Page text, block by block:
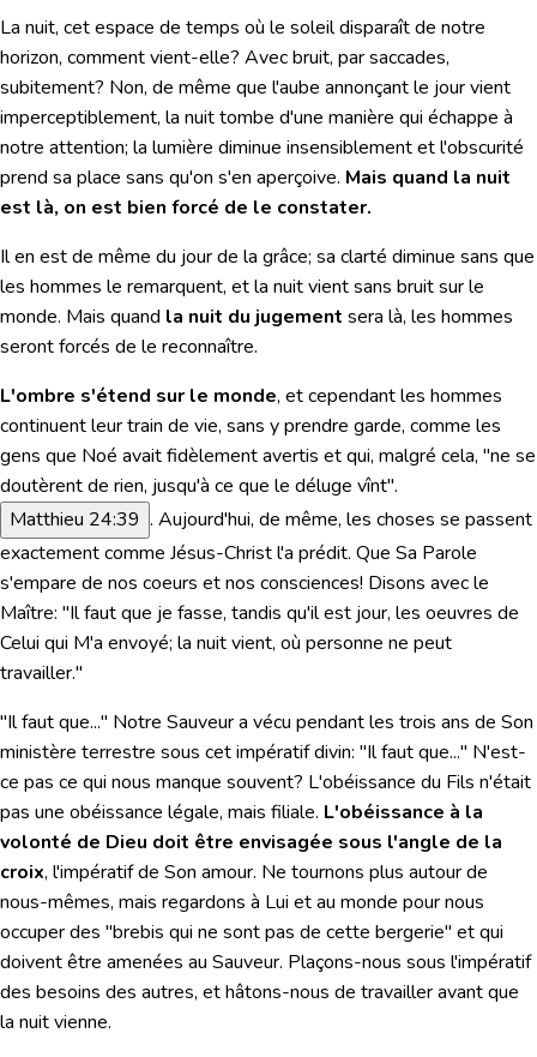
La nuit, cet espace de temps où le soleil disparaît de notre
horizon, comment vient-elle? Avec bruit, par saccades,
subitement? Non, de même que l'aube annonçant le jour vient
imperceptiblement, la nuit tombe d'une manière qui échappe à
notre attention; la lumière diminue insensiblement et l'obscurité
prend sa place sans qu'on s'en aperçoive. Mais quand la nuit
est là, on est bien forcé de le constater.
Il en est de même du jour de la grâce; sa clarté diminue sans que
les hommes le remarquent, et la nuit vient sans bruit sur le
monde. Mais quand la nuit du jugement sera là, les hommes
seront forcés de le reconnaître.
L'ombre s'étend sur le monde, et cependant les hommes
continuent leur train de vie, sans y prendre garde, comme les
gens que Noé avait fidèlement avertis et qui, malgré cela, "ne se
doutèrent de rien, jusqu'à ce que le déluge vînt".
Matthieu 24:39 . Aujourd'hui, de même, les choses se passent
exactement comme Jésus-Christ l'a prédit. Que Sa Parole
s'empare de nos coeurs et nos consciences! Disons avec le
Maître: "Il faut que je fasse, tandis qu'il est jour, les oeuvres de
Celui qui M'a envoyé; la nuit vient, où personne ne peut
travailler."
"Il faut que..." Notre Sauveur a vécu pendant les trois ans de Son
ministère terrestre sous cet impératif divin: "Il faut que..." N'est-
ce pas ce qui nous manque souvent? L'obéissance du Fils n'était
pas une obéissance légale, mais filiale. L'obéissance à la
volonté de Dieu doit être envisagée sous l'angle de la
croix, l'impératif de Son amour. Ne tournons plus autour de
nous-mêmes, mais regardons à Lui et au monde pour nous
occuper des "brebis qui ne sont pas de cette bergerie" et qui
doivent être amenées au Sauveur. Plaçons-nous sous l'impératif
des besoins des autres, et hâtons-nous de travailler avant que
la nuit vienne.